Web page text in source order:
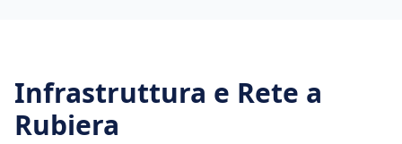
Infrastruttura e Rete a
Rubiera